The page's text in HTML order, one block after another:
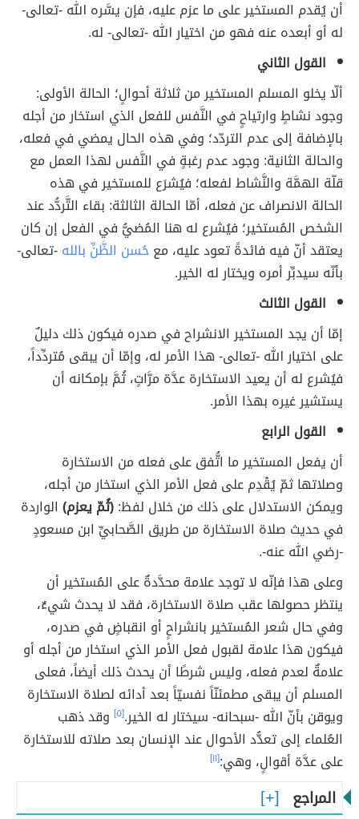
أن يُقدم المستخير على ما عزم عليه، فإن يسَّره الله -تعالى-
له أو أبعده عنه فهو من اختيار الله -تعالى- له.
القول الثاني
ألّا يخلو المسلم المستخير من ثلاثة أحوالٍ؛ الحالة الأولى:
وجود نشاطٍ وارتياحٍ في النَّفس للفعل الذي استخار من أجله
بالإضافة إلى عدم التردّد؛ وفي هذه الحال يمضي في فعله،
والحالة الثانية: وجود عدم رغبةٍ في النَّفس لهذا العمل مع
قلّة الهمَّة والنَّشاط لفعله؛ فيُشرَع للمستخير في هذه
الحالة الانصراف عن فعله، أمّا الحالة الثالثة: بقاء التَّردُّد عند
الشخص المُستخير؛ فيُشرع له هنا المُضيُّ في الفعل إن كان
يعتقد أنّ فيه فائدةً تعود عليه، معحُسن الظَّنِّ بالله-تعالى-
بأنّه سيدبِّر أمره ويختار له الخير.
القول الثالث
إمّا أن يجد المستخير الانشراح في صدره فيكون ذلك دليلٌ
على اختيار الله -تعالى- هذا الأمر له، وإمّا أن يبقى مُتردِّداً،
فيُشرع له أن يعيد الاستخارة عدَّة مرَّاتٍ، ثُمَّ بإمكانه أن
يستشير غيره بهذا الأمر.
القول الرابع
أن يفعل المستخير ما اتُّفق على فعله من الاستخارة
وصلاتها ثمّ يُقْدِم على فعل الأمر الذي استخار من أجله،
ويمكن الاستدلال على ذلك من خلال لفظ:(ثُمّ يعزم) الواردة
في حديث صلاة الاستخارة من طريق الصَّحابيِّ ابن مسعودٍ
-رضي الله عنه-.
وعلى هذا فإنّه لا توجد علامة محدَّدةٌ على المُستخير أن
ينتظر حصولها عقب صلاة الاستخارة، فقد لا يحدث شيءٌ،
وفي حال شعر المُستخير بانشراحٍ أو انقباضٍ في صدره،
فيكون هذا علامة لقبول فعل الأمر الذي استخار من أجله أو
علامةٌ لعدم فعله، وليس شرطًا أن يحدث ذلك أيضاً، فعلى
المسلم أن يبقى مطمئنّاً نفسيّاً بعد أدائه لصلاة الاستخارة
ويوقن بأنّ الله -سبحانه- سيختار له الخير.[٥]
وقد ذهب
العُلماء إلى تعدُّد الأحوال عند الإنسان بعد صلاته للاستخارة
على عدَّة أقوالٍ، وهي:[١١]
المراجع